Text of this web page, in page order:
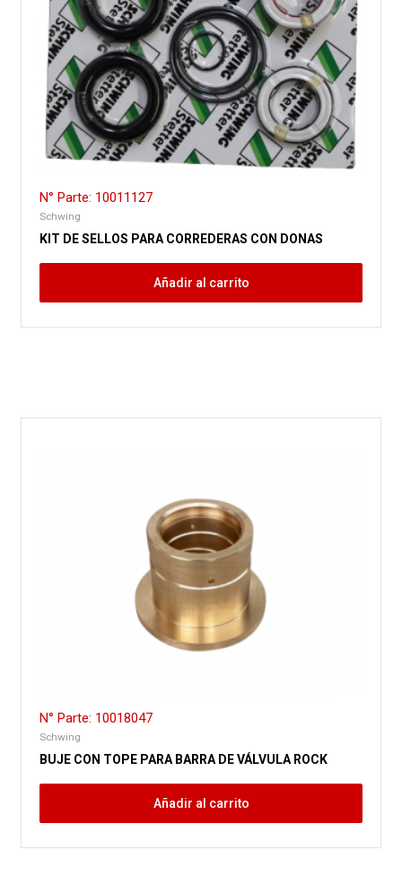
N° Parte: 10011127
Schwing
KIT DE SELLOS PARA CORREDERAS CON DONAS
Añadir al carrito
N° Parte: 10018047
Schwing
BUJE CON TOPE PARA BARRA DE VÁLVULA ROCK
Añadir al carrito